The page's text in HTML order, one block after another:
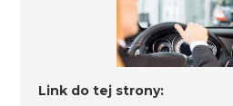
Link do tej strony: